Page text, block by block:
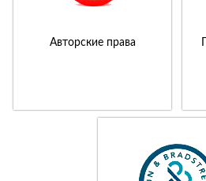
Авторские права